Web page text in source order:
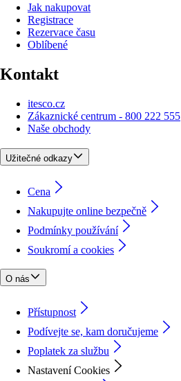
Jak nakupovat
Registrace
Rezervace času
Oblíbené
Kontakt
itesco.cz
Zákaznické centrum - 800 222 555
Naše obchody
Užitečné odkazy
Cena
Nakupujte online bezpečně
Podmínky používání
Soukromí a cookies
O nás
Přístupnost
Podívejte se, kam doručujeme
Poplatek za službu
Nastavení Cookies